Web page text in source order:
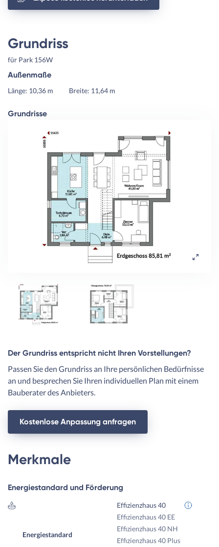
Grundriss
für Park 156W
Außenmaße
Länge: 10,36 m Breite: 11,64 m
Grundrisse
Der Grundriss entspricht nicht Ihren Vorstellungen?
Passen Sie den Grundriss an Ihre persönlichen Bedürfnisse
an und besprechen Sie Ihren individuellen Plan mit einem
Bauberater des Anbieters.
Kostenlose Anpassung anfragen
Merkmale
Energiestandard und Förderung
Energiestandard
Effizienzhaus 40
Effizienzhaus 40 EE
Effizienzhaus 40 NH
Effizienzhaus 40 Plus